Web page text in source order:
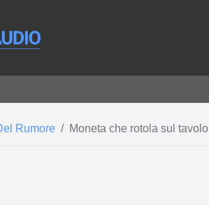
Rumore Moneta che rotola sul tavolo